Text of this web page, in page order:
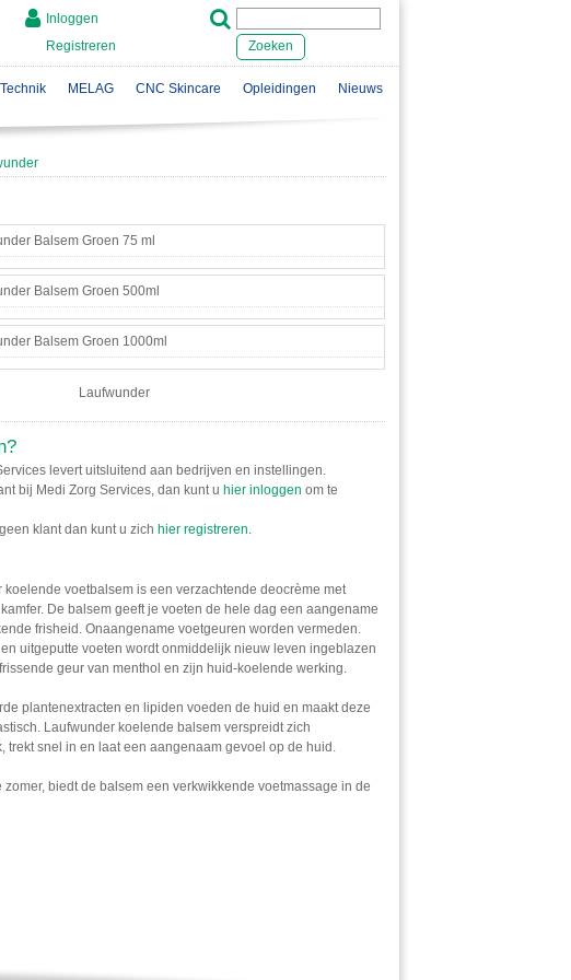
Inloggen
Registreren
Zoeken
MELAG CNC Skincare Opleidingen Nieuws
Balsem Groen 75 ml
Balsem Groen 500ml
Balsem Groen 1000ml
Laufwunder
levert uitsluitend aan bedrijven en instellingen.
bij Medi Zorg Services, dan kunt u hier inloggen om te
klant dan kunt u zich hier registreren.
koelende voetbalsem is een verzachtende deocrème met
De balsem geeft je voeten de hele dag een aangename
frisheid. Onaangename voetgeuren worden vermeden.
uitgeputte voeten wordt onmiddelijk nieuw leven ingeblazen
geur van menthol en zijn huid-koelende werking.
plantenextracten en lipiden voeden de huid en maakt deze
Laufwunder koelende balsem verspreidt zich
trekt snel in en laat een aangenaam gevoel op de huid.
zomer, biedt de balsem een verkwikkende voetmassage in de